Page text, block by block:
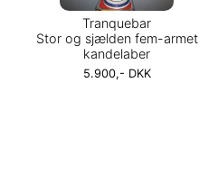
Tranquebar
Stor og sjælden fem-armet
kandelaber
5.900,- DKK